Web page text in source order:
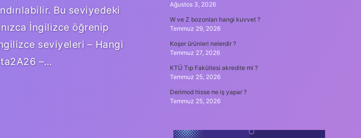
Bu seviyedeki
İngilizce öğrenip
seviyeleri – Hangi
–…
Ağustos 3, 2026
W ve Z bozonları hangi kuvvet ?
Temmuz 29, 2026
Koşer ürünleri nelerdir ?
Temmuz 27, 2026
KTÜ Tıp Fakültesi akredite mi ?
Temmuz 25, 2026
Derimod hisse ne iş yapar ?
Temmuz 25, 2026